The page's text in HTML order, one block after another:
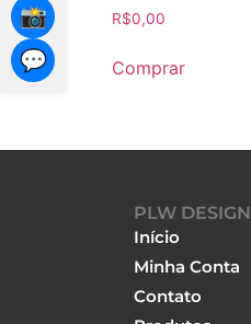
R$0,00
Comprar
PLW DESIGN
Início
Minha Conta
Contato
📸
💬